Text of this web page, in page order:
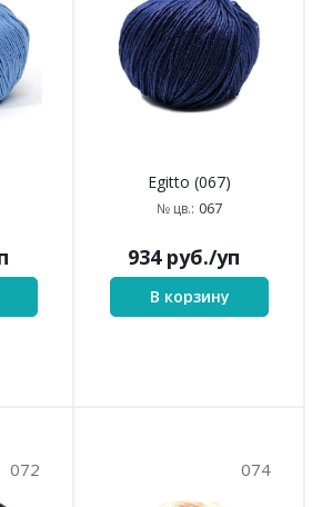
Egitto (067)
№ цв.: 067
934руб./уп
В корзину
072 074